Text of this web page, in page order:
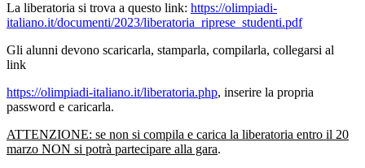
La liberatoria si trova a questo link: https://olimpiadi-
italiano.it/documenti/2023/liberatoria_riprese_studenti.pdf
Gli alunni devono scaricarla, stamparla, compilarla, collegarsi al
link
https://olimpiadi-italiano.it/liberatoria.php, inserire la propria
password e caricarla.
ATTENZIONE: se non si compila e carica la liberatoria entro il 20
marzo NON si potrà partecipare alla gara.